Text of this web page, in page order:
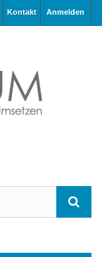
Anmelden
Kontakt